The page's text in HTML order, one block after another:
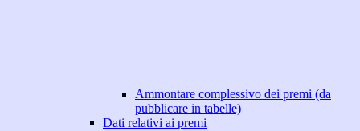
Ammontare complessivo dei premi (da
pubblicare in tabelle)
Dati relativi ai premi